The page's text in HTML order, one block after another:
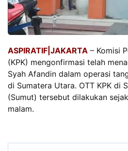
ASPIRATIF|JAKARTA – Komisi
(KPK) mengonfirmasi telah
Syah Afandin dalam operasi
di Sumatera Utara. OTT KPK di
(Sumut) tersebut dilakukan
malam.